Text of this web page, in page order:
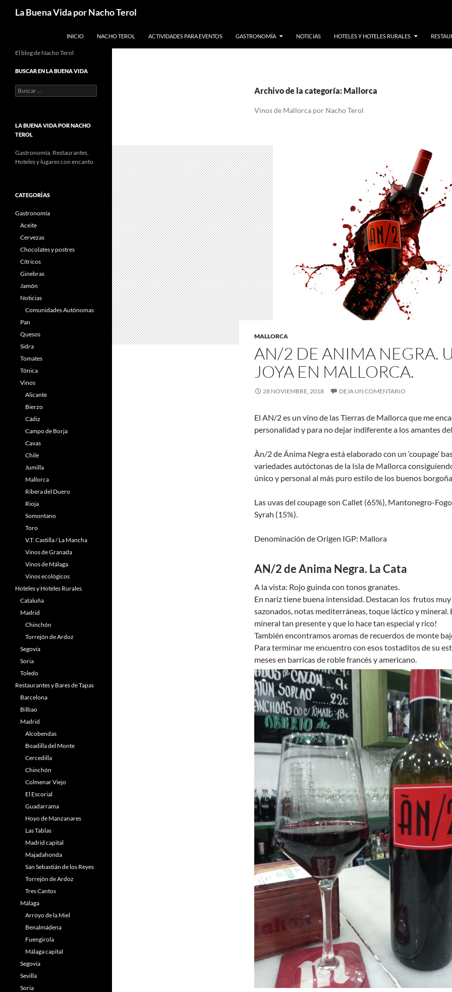
La Buena Vida por Nacho Terol
INICIO NACHO TEROL ACTIVIDADES PARA EVENTOS GASTRONOMÍA NOTICIAS HOTELES Y HOTELES RURALES
Archivo de la categoría: Mallorca
Vinos de Mallorca por Nacho Terol
MALLORCA
AN/2 DE ANIMA NEGRA.
JOYA EN MALLORCA.
28 NOVIEMBRE, 2018 DEJA UN COMENTARIO
El AN/2 es un vino de las Tierras de Mallorca que me
personalidad y para no dejar indiferente a los amantes
Àn/2 de Ánima Negra está elaborado con un ‘coupage’
variedades autóctonas de la Isla de Mallorca
único y personal al más puro estilo de los buenos
Las uvas del coupage son Callet (65%), Mantonegro-
Syrah (15%).
Denominación de Origen IGP: Mallora
AN/2 de Anima Negra. La Cata
A la vista: Rojo guinda con tonos granates.
En nariz tiene buena intensidad. Destacan los frutos
sazonados, notas mediterráneas, toque láctico y mineral.
mineral tan presente y que lo hace tan especial y rico!
También encontramos aromas de recuerdos de monte
Para terminar me encuentro con esos tostaditos de su
meses en barricas de roble francés y americano.
El blog de Nacho Terol
BUSCAR EN LA BUENA VIDA
Buscar:
LA BUENA VIDA POR NACHO
TEROL
Gastronomía, Restaurantes,
Hoteles y lugares con encanto
CATEGORÍAS
Gastronomía
Aceite
Cervezas
Chocolates y postres
Cítricos
Ginebras
Jamón
Noticias
Comunidades Autónomas
Pan
Quesos
Sidra
Tomates
Tónica
Vinos
Alicante
Bierzo
Cádiz
Campo de Borja
Cavas
Chile
Jumilla
Mallorca
Ribera del Duero
Rioja
Somontano
Toro
V.T. Castilla / La Mancha
Vinos de Granada
Vinos de Málaga
Vinos ecológicos
Hoteles y Hoteles Rurales
Cataluña
Madrid
Chinchón
Torrejón de Ardoz
Segovia
Soria
Toledo
Restaurantes y Bares de Tapas
Barcelona
Bilbao
Madrid
Alcobendas
Boadilla del Monte
Cercedilla
Chinchón
Colmenar Viejo
El Escorial
Guadarrama
Hoyo de Manzanares
Las Tablas
Madrid capital
Majadahonda
San Sebastián de los Reyes
Torrejón de Ardoz
Tres Cantos
Málaga
Arroyo de la Miel
Benalmádena
Fuengirola
Málaga capital
Segovia
Sevilla
Soria